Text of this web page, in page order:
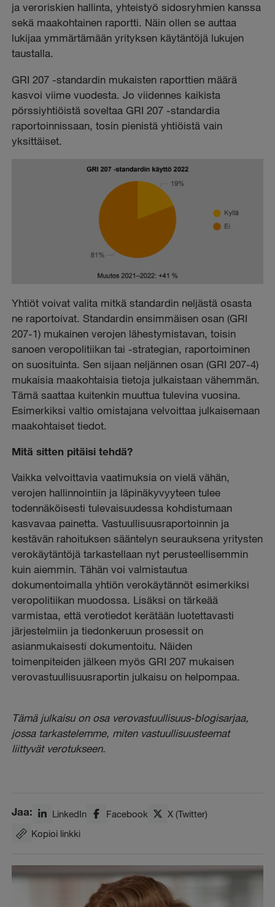
ja veroriskien hallinta, yhteistyö sidosryhmien kanssa
sekä maakohtainen raportti. Näin ollen se auttaa
lukijaa ymmärtämään yrityksen käytäntöjä lukujen
taustalla.
GRI 207 -standardin mukaisten raporttien määrä
kasvoi viime vuodesta. Jo viidennes kaikista
pörssiyhtiöistä soveltaa GRI 207 -standardia
raportoinnissaan, tosin pienistä yhtiöistä vain
yksittäiset.
Yhtiöt voivat valita mitkä standardin neljästä osasta
ne raportoivat. Standardin ensimmäisen osan (GRI
207-1) mukainen verojen lähestymistavan, toisin
sanoen veropolitiikan tai -strategian, raportoiminen
on suosituinta. Sen sijaan neljännen osan (GRI 207-4)
mukaisia maakohtaisia tietoja julkaistaan vähemmän.
Tämä saattaa kuitenkin muuttua tulevina vuosina.
Esimerkiksi valtio omistajana velvoittaa julkaisemaan
maakohtaiset tiedot.
Mitä sitten pitäisi tehdä?
Vaikka velvoittavia vaatimuksia on vielä vähän,
verojen hallinnointiin ja läpinäkyvyyteen tulee
todennäköisesti tulevaisuudessa kohdistumaan
kasvavaa painetta. Vastuullisuusraportoinnin ja
kestävän rahoituksen sääntelyn seurauksena yritysten
verokäytäntöjä tarkastellaan nyt perusteellisemmin
kuin aiemmin. Tähän voi valmistautua
dokumentoimalla yhtiön verokäytännöt esimerkiksi
veropolitiikan muodossa. Lisäksi on tärkeää
varmistaa, että verotiedot kerätään luotettavasti
järjestelmiin ja tiedonkeruun prosessit on
asianmukaisesti dokumentoitu. Näiden
toimenpiteiden jälkeen myös GRI 207 mukaisen
verovastuullisuusraportin julkaisu on helpompaa.
Tämä julkaisu on osa verovastuullisuus-blogisarjaa,
jossa tarkastelemme, miten vastuullisuusteemat
liittyvät verotukseen.
Jaa: LinkedIn Facebook
X (Twitter)
Kopioi linkki